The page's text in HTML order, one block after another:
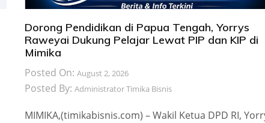
Dorong Pendidikan di Papua Tengah, Yorrys
Raweyai Dukung Pelajar Lewat PIP dan KIP di
Mimika
Posted On: August 2, 2026
Posted By: Administrator Timika Bisnis
MIMIKA,(timikabisnis.com) – Wakil Ketua DPD RI,